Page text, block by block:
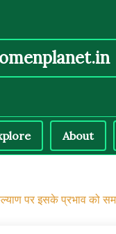
About
पर इसके प्रभाव को